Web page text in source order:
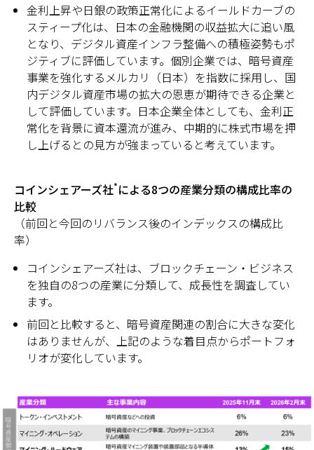
金利上昇や日銀の政策正常化によるイールドカーブの
スティープ化は、日本の金融機関の収益拡大に追い風
となり、デジタル資産インフラ整備への積極姿勢もポ
ジティブに評価しています。個別企業では、暗号資産
事業を強化するメルカリ（日本）を指数に採用し、国
内デジタル資産市場の拡大の恩恵が期待できる企業と
して評価しています。日本企業全体としても、金利正
常化を背景に資本還流が進み、中期的に株式市場を押
し上げるとの見方が強まっていると考えています。
コインシェアーズ社*による8つの産業分類の構成比率の
比較
（前回と今回のリバランス後のインデックスの構成比
率）
コインシェアーズ社は、ブロックチェーン・ビジネス
を独自の8つの産業に分類して、成長性を調査してい
ます。
前回と比較すると、暗号資産関連の割合に大きな変化
はありませんが、上記のような着目点からポートフォ
リオが変化しています。